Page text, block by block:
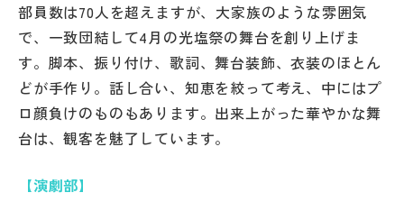
部員数は70人を超えますが、大家族のような雰囲気
で、一致団結して4月の光塩祭の舞台を創り上げま
す。脚本、振り付け、歌詞、舞台装飾、衣装のほとん
どが手作り。話し合い、知恵を絞って考え、中にはプ
ロ顔負けのものもあります。出来上がった華やかな舞
台は、観客を魅了しています。
【演劇部】